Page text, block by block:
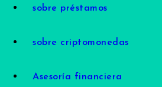
sobre préstamos
sobre criptomonedas
Asesoría financiera